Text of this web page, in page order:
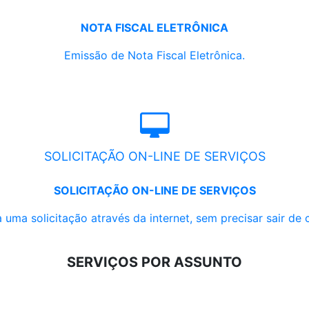
NOTA FISCAL ELETRÔNICA
Emissão de Nota Fiscal Eletrônica.
SOLICITAÇÃO ON-LINE DE SERVIÇOS
SOLICITAÇÃO ON-LINE DE SERVIÇOS
uma solicitação através da internet, sem precisar sair de
SERVIÇOS POR ASSUNTO